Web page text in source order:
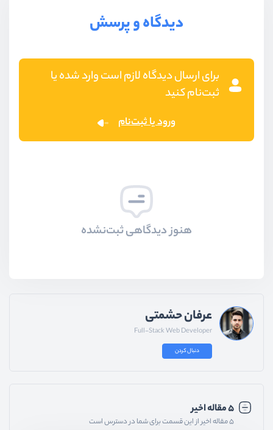
دیدگاه و پرسش
برای ارسال دیدگاه لازم است وارد شده یا
ثبت‌نام کنید
ورود یا ثبت‌نام
هنوز دیدگاهی ثبت‌نشده
عرفان حشمتی
Full-Stack Web Developer
دنبال کردن
۵ مقاله اخیر
۵ مقاله اخیر از این قسمت برای شما در دسترس است